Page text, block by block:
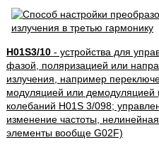
H01S3/10- устройства для
фазой, поляризацией или
излучения, например
модуляцией или демодуляцией
колебаний H01S 3/098;
изменение частоты,
элементы вообще G02F)